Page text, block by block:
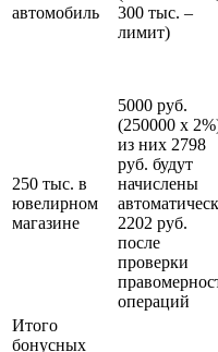
автомобиль
300 тыс. –
лимит)
250 тыс. в
ювелирном
магазине
5000 руб.
(250000 х
из них 2798
руб. будут
начислены
2202 руб.
после
проверки
операций
Итого
бонусных